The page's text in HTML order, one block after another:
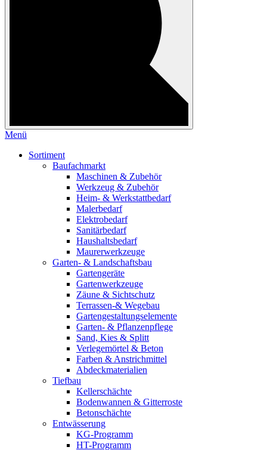
Menü
Sortiment
Baufachmarkt
Maschinen & Zubehör
Werkzeug & Zubehör
Heim- & Werkstattbedarf
Malerbedarf
Elektrobedarf
Sanitärbedarf
Haushaltsbedarf
Maurerwerkzeuge
Garten- & Landschaftsbau
Gartengeräte
Gartenwerkzeuge
Zäune & Sichtschutz
Terrassen-& Wegebau
Gartengestaltungselemente
Garten- & Pflanzenpflege
Sand, Kies & Splitt
Verlegemörtel & Beton
Farben & Anstrichmittel
Abdeckmaterialien
Tiefbau
Kellerschächte
Bodenwannen & Gitterroste
Betonschächte
Entwässerung
KG-Programm
HT-Programm